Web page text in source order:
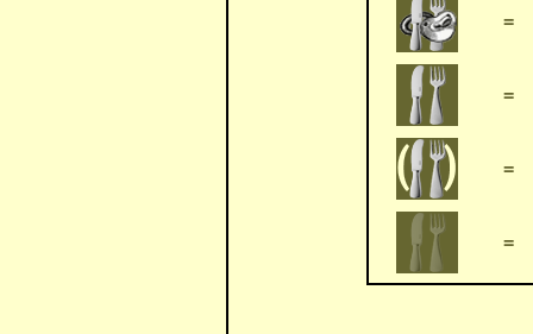
=
=
=
=